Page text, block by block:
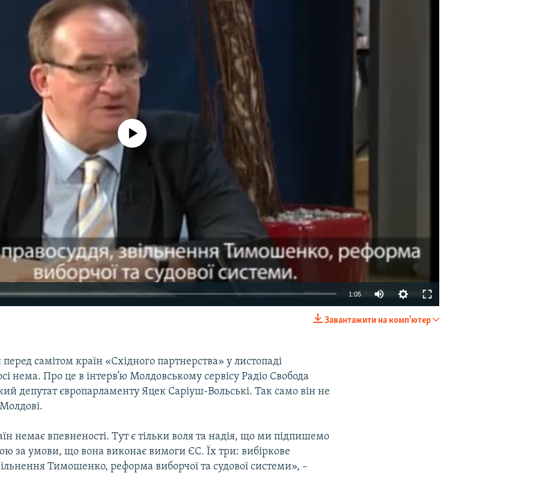
No media source currently available
1:05
Завантажити на комп'ютер
самітом країн «Східного партнерства» у листопаді
нема. Про це в інтерв’ю Молдовському сервісу Радіо Свобода
депутат європарламенту Яцек Саріуш-Вольські. Так само він не
немає впевненості. Тут є тільки воля та надія, що ми підпишемо
за умови, що вона виконає вимоги ЄС. Їх три: вибіркове
Тимошенко, реформа виборчої та судової системи», –